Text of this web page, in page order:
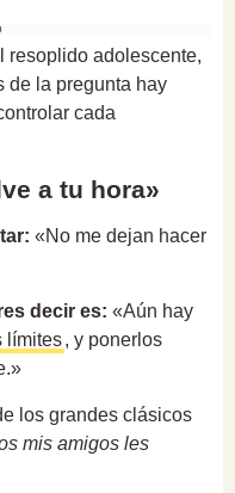
resoplido adolescente,
de la pregunta hay
cada
a tu hora»
«No me dejan hacer
decir es: «Aún hay
límites, y ponerlos
los grandes clásicos
mis amigos les